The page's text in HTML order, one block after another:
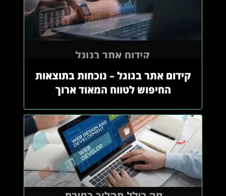
קידום אתר בגוגל – נוכחות בתוצאות
החיפוש לטווח המאוד ארוך